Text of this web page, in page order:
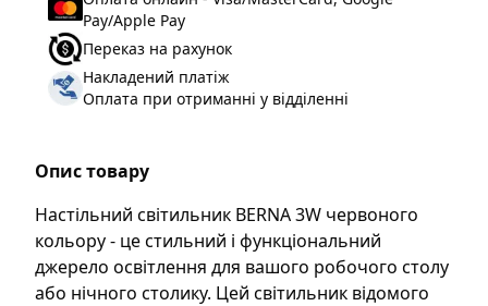
Pay/Apple Pay
Переказ на рахунок
Накладений платіж
Оплата при отриманні у відділенні
Опис товару
Настільний світильник BERNA 3W червоного
кольору - це стильний і функціональний
джерело освітлення для вашого робочого столу
або нічного столику. Цей світильник відомого